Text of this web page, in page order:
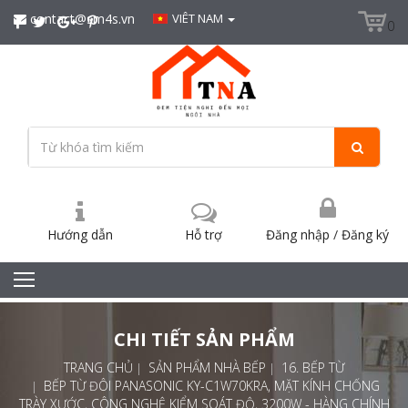
contact@sm4s.vn VIÊT NAM 0
Đăng nhập/Đăng ký
Hướng dẫn Hỗ trợ
CHI TIẾT SẢN PHẨM
TRANG CHỦ SẢN PHẨM NHÀ BẾP
16. BẾP TỪ
BẾP TỪ ĐÔI PANASONIC KY-C1W70KRA, MẶT KÍNH CHỐNG
TRÀY XƯỚC, CÔNG NGHỆ KIỂM SOÁT ĐỘ, 3200W - HÀNG CHÍNH